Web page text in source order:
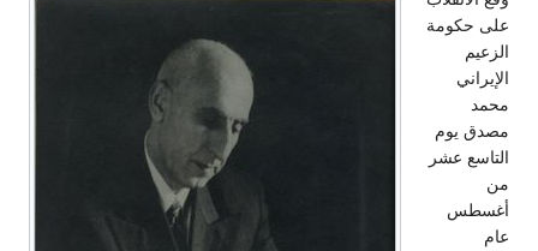
على حكومة
الزعيم
الإيراني
محمد
مصدق يوم
التاسع عشر
من
أغسطس
عام